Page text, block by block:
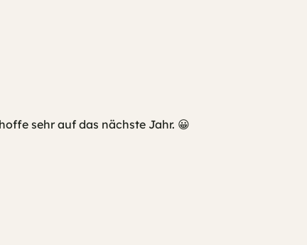
sehr auf das nächste Jahr. 😀